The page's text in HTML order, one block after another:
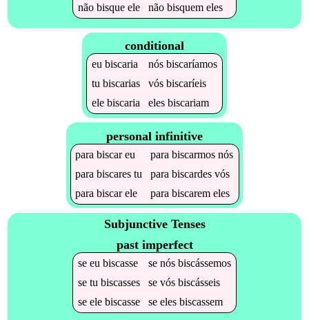
não bisqueele não bisquemeles
conditional
eu biscaria nós biscaríamos
tu biscarias vós biscaríeis
ele biscaria eles biscariam
personal infinitive
parabiscareu parabiscarmos nós
parabiscares tu parabiscardes vós
parabiscarele parabiscarem eles
Subjunctive Tenses
past imperfect
se eu biscasse se nós biscássemos
se tu biscasses se vós biscásseis
se ele biscasse se eles biscassem